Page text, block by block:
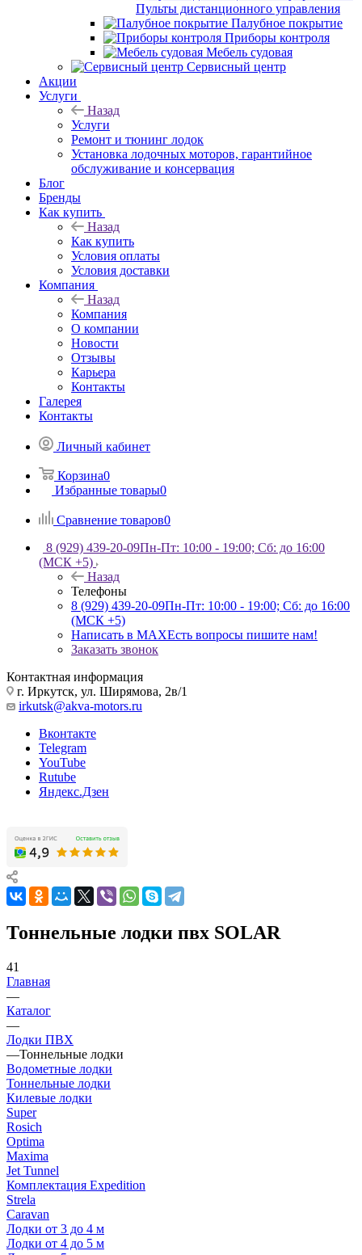
Пульты дистанционного управления
Палубное покрытие
Приборы контроля
Мебель судовая
Сервисный центр
Акции
Услуги
Назад
Услуги
Ремонт и тюнинг лодок
Установка лодочных моторов, гарантийное
обслуживание и консервация
Блог
Бренды
Как купить
Назад
Как купить
Условия оплаты
Условия доставки
Компания
Назад
Компания
О компании
Новости
Отзывы
Карьера
Контакты
Галерея
Контакты
Личный кабинет
Корзина0
Избранные товары0
Сравнение товаров0
8 (929) 439-20-09Пн-Пт: 10:00 - 19:00; Сб: до 16:00
(МСК +5)
Назад
Телефоны
8 (929) 439-20-09Пн-Пт: 10:00 - 19:00; Сб: до 16:00
(МСК +5)
Написать в MAXЕсть вопросы пишите нам!
Заказать звонок
Контактная информация
г. Иркутск, ул. Ширямова, 2в/1
irkutsk@akva-motors.ru
Вконтакте
Telegram
YouTube
Rutube
Яндекс.Дзен
Тоннельные лодки пвх SOLAR
41
Главная
—
Каталог
—
Лодки ПВХ
—Тоннельные лодки
Водометные лодки
Тоннельные лодки
Килевые лодки
Super
Rosich
Optima
Maxima
Jet Tunnel
Комплектация Expedition
Strela
Caravan
Лодки от 3 до 4 м
Лодки от 4 до 5 м